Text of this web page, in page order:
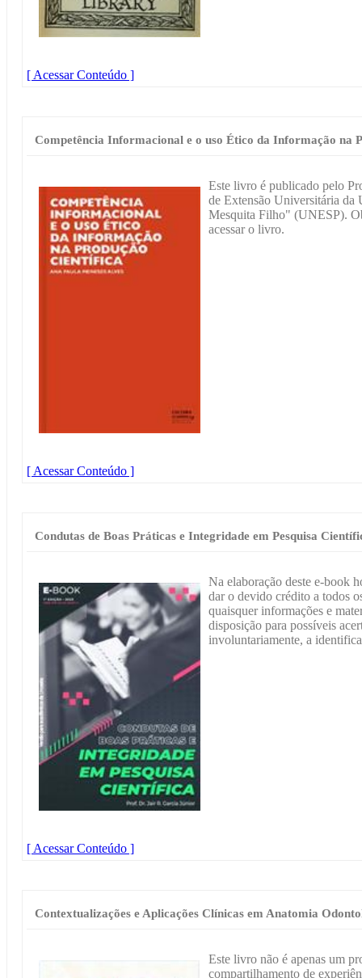
[ Acessar Conteúdo ]
Competência Informacional e o uso Ético da Informação na
Este livro é publicado pelo
de Extensão Universitária da
Mesquita Filho" (UNESP).
acessar o livro.
[ Acessar Conteúdo ]
Condutas de Boas Práticas e Integridade em Pesquisa
Na elaboração deste e-book
dar o devido crédito a todos
quaisquer informações e
disposição para possíveis
involuntariamente, a
[ Acessar Conteúdo ]
Contextualizações e Aplicações Clínicas em Anatomia
Este livro não é apenas um
compartilhamento de